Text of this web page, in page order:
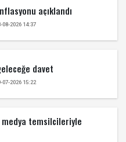
açıklandı
08-2026 14:37
davet
07-2026 15:22
temsilcileriyle